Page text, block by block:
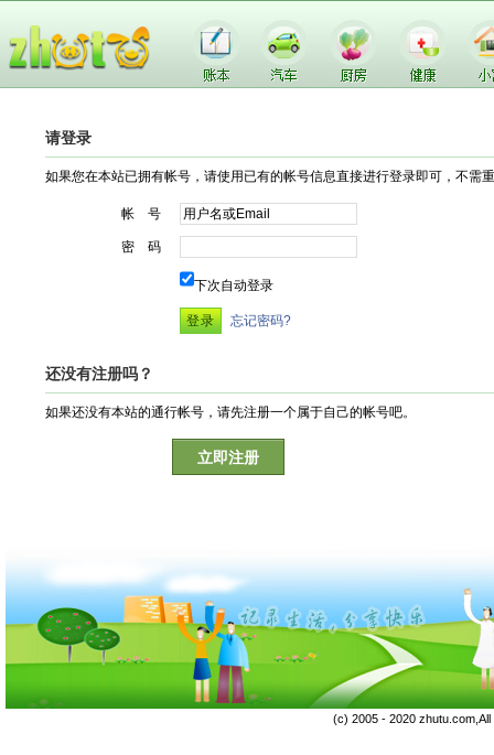
请登录
如果您在本站已拥有帐号，请使用已有的帐号信息直接进行登录即可，不需
帐 号
密 码
下次自动登录
忘记密码?
还没有注册吗？
如果还没有本站的通行帐号，请先注册一个属于自己的帐号吧。
立即注册
(c) 2005 - 2020